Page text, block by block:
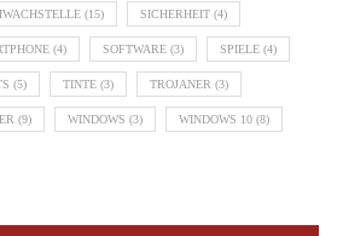
(15) SICHERHEIT (4)
(4) SOFTWARE (3) SPIELE (4)
(5) TINTE (3) TROJANER (3)
(9) WINDOWS (3) WINDOWS 10 (8)